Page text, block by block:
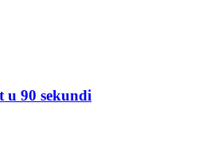
u 90 sekundi